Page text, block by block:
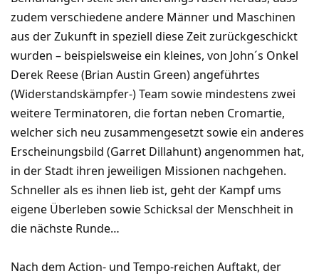
zudem verschiedene andere Männer und Maschinen
aus der Zukunft in speziell diese Zeit zurückgeschickt
wurden – beispielsweise ein kleines, von John´s Onkel
Derek Reese (Brian Austin Green) angeführtes
(Widerstandskämpfer-) Team sowie mindestens zwei
weitere Terminatoren, die fortan neben Cromartie,
welcher sich neu zusammengesetzt sowie ein anderes
Erscheinungsbild (Garret Dillahunt) angenommen hat,
in der Stadt ihren jeweiligen Missionen nachgehen.
Schneller als es ihnen lieb ist, geht der Kampf ums
eigene Überleben sowie Schicksal der Menschheit in
die nächste Runde…
Nach dem Action- und Tempo-reichen Auftakt, der